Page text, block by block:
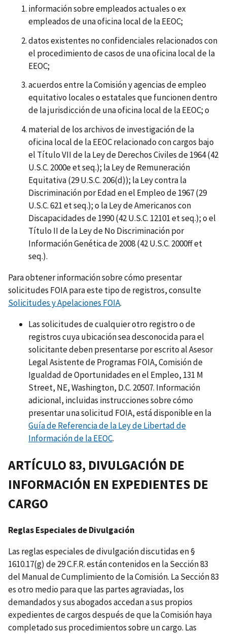
información sobre empleados actuales o ex
empleados de una oficina local de la EEOC;
datos existentes no confidenciales relacionados con
el procedimiento de casos de una oficina local de la
EEOC;
acuerdos entre la Comisión y agencias de empleo
equitativo locales o estatales que funcionen dentro
de la jurisdicción de una oficina local de la EEOC; o
material de los archivos de investigación de la
oficina local de la EEOC relacionado con cargos bajo
el Título VII de la Ley de Derechos Civiles de 1964 (42
U.S.C. 2000e et seq.); la Ley de Remuneración
Equitativa (29 U.S.C. 206(d)); la Ley contra la
Discriminación por Edad en el Empleo de 1967 (29
U.S.C. 621 et seq.); o la Ley de Americanos con
Discapacidades de 1990 (42 U.S.C. 12101 et seq.); o el
Título II de la Ley de No Discriminación por
Información Genética de 2008 (42 U.S.C. 2000ff et
seq.).
Para obtener información sobre cómo presentar
solicitudes FOIA para este tipo de registros, consulte
Solicitudes y Apelaciones FOIA.
Las solicitudes de cualquier otro registro o de
registros cuya ubicación sea desconocida para el
solicitante deben presentarse por escrito al Asesor
Legal Asistente de Programas FOIA, Comisión de
Igualdad de Oportunidades en el Empleo, 131 M
Street, NE, Washington, D.C. 20507. Información
adicional, incluidas instrucciones sobre cómo
presentar una solicitud FOIA, está disponible en la
Guía de Referencia de la Ley de Libertad de
Información de la EEOC.
ARTÍCULO 83, DIVULGACIÓN DE
INFORMACIÓN EN EXPEDIENTES DE
CARGO
Reglas Especiales de Divulgación
Las reglas especiales de divulgación discutidas en §
1610.17(g) de 29 C.F.R. están contenidos en la Sección 83
del Manual de Cumplimiento de la Comisión. La Sección 83
es otro medio para que las partes agraviadas, los
demandados y sus abogados accedan a sus propios
expedientes de cargos después de que la Comisión haya
completado sus procedimientos sobre un cargo. Las